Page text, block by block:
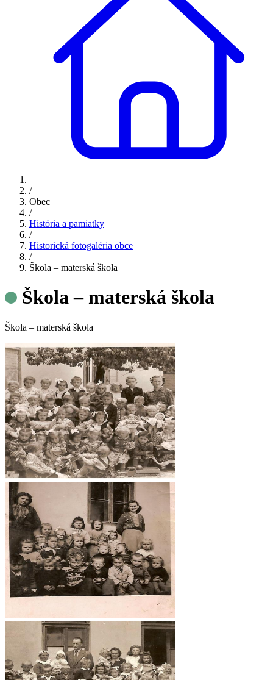
/
Obec
/
História a pamiatky
/
Historická fotogaléria obce
/
Škola – materská škola
Škola – materská škola
Škola – materská škola